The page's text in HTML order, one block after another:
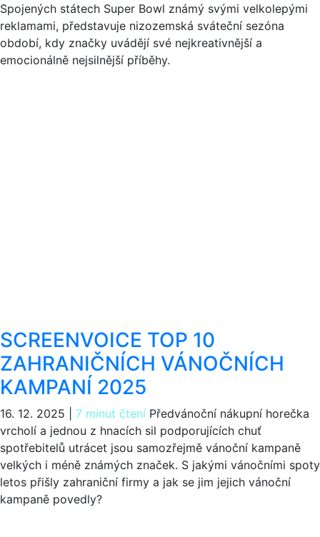
Spojených státech Super Bowl známý svými velkolepými
reklamami, představuje nizozemská sváteční sezóna
období, kdy značky uvádějí své nejkreativnější a
emocionálně nejsilnější příběhy.
SCREENVOICE TOP 10
ZAHRANIČNÍCH VÁNOČNÍCH
KAMPANÍ 2025
16. 12. 2025 7 minut čtení Předvánoční nákupní horečka
vrcholí a jednou z hnacích sil podporujících chuť
spotřebitelů utrácet jsou samozřejmě vánoční kampaně
velkých i méně známých značek. S jakými vánočními spoty
letos přišly zahraniční firmy a jak se jim jejich vánoční
kampaně povedly?